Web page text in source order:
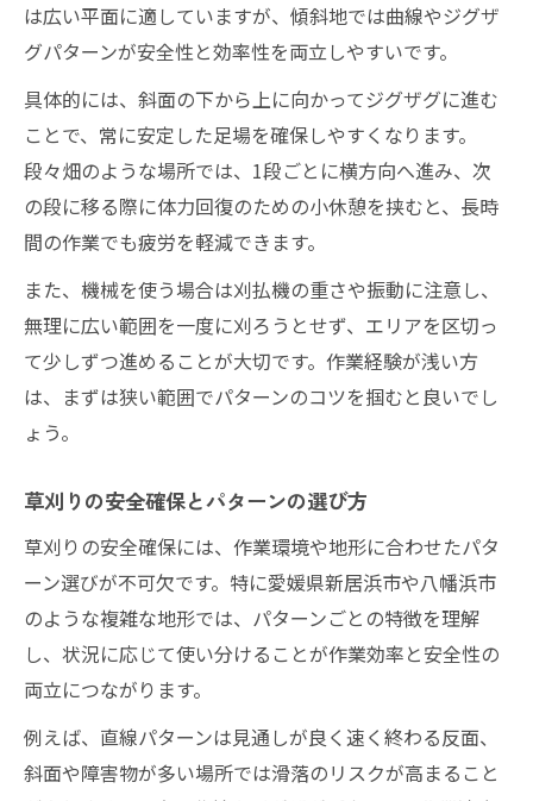
は広い平面に適していますが、傾斜地では曲線やジグザ
グパターンが安全性と効率性を両立しやすいです。
具体的には、斜面の下から上に向かってジグザグに進む
ことで、常に安定した足場を確保しやすくなります。
段々畑のような場所では、1段ごとに横方向へ進み、次
の段に移る際に体力回復のための小休憩を挟むと、長時
間の作業でも疲労を軽減できます。
また、機械を使う場合は刈払機の重さや振動に注意し、
無理に広い範囲を一度に刈ろうとせず、エリアを区切っ
て少しずつ進めることが大切です。作業経験が浅い方
は、まずは狭い範囲でパターンのコツを掴むと良いでし
ょう。
草刈りの安全確保とパターンの選び方
草刈りの安全確保には、作業環境や地形に合わせたパタ
ーン選びが不可欠です。特に愛媛県新居浜市や八幡浜市
のような複雑な地形では、パターンごとの特徴を理解
し、状況に応じて使い分けることが作業効率と安全性の
両立につながります。
例えば、直線パターンは見通しが良く速く終わる反面、
斜面や障害物が多い場所では滑落のリスクが高まること